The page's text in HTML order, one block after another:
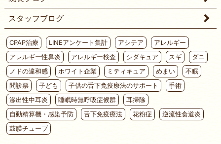
スタッフブログ
CPAP治療 LINEアンケート集計 アシテア
アレルギー
アレルギー性鼻炎
アレルギー検査 シダキュア スギ
ダニ
ノドの違和感
ホワイト企業 ミティキュア めまい
不眠
問診票
子ども 子供の舌下免疫療法のサポート
手術
滲出性中耳炎
睡眠時無呼吸症候群
耳掃除
自動精算機・感染予防
舌下免疫療法 花粉症
逆流性食道炎
鼓膜チューブ